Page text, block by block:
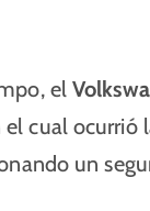
el
cual ocurrió
un